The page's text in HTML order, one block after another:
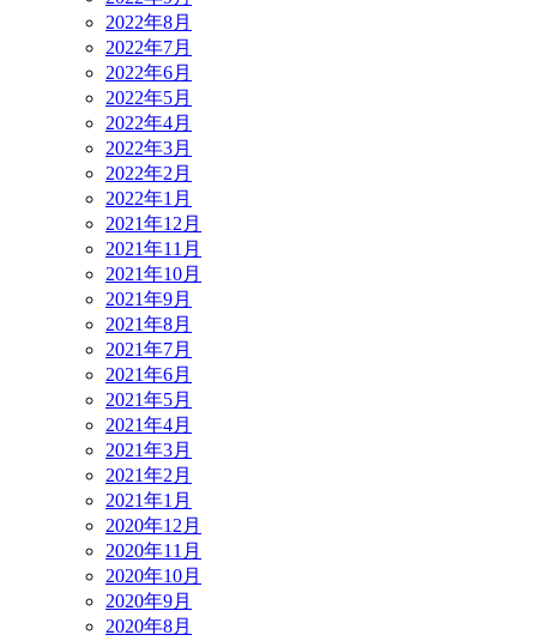
2022年8月
2022年7月
2022年6月
2022年5月
2022年4月
2022年3月
2022年2月
2022年1月
2021年12月
2021年11月
2021年10月
2021年9月
2021年8月
2021年7月
2021年6月
2021年5月
2021年4月
2021年3月
2021年2月
2021年1月
2020年12月
2020年11月
2020年10月
2020年9月
2020年8月